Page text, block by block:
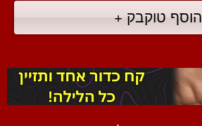
הוסף טוקבק +